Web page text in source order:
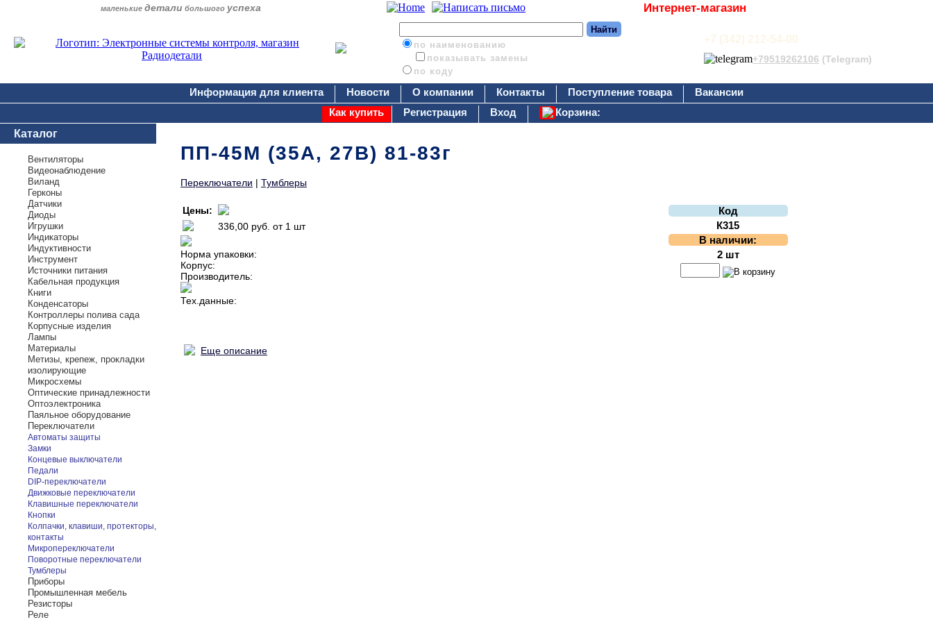
маленькие детали большого успеха Интернет-магазин
по наименованию
показывать замены
по коду
+7 (342) 212-54-00
+79519262106 (Telegram)
Информация для клиента Новости О компании Контакты Поступление товара
Вакансии
Как купить
Регистрация Вход
Корзина:
Каталог
Вентиляторы
Видеонаблюдение
Виланд
Герконы
Датчики
Диоды
Игрушки
Индикаторы
Индуктивности
Инструмент
Источники питания
Кабельная продукция
Книги
Конденсаторы
Контроллеры полива сада
Корпусные изделия
Лампы
Материалы
Метизы, крепеж, прокладки
изолирующие
Микросхемы
Оптические принадлежности
Оптоэлектроника
Паяльное оборудование
Переключатели
Автоматы защиты
Замки
Концевые выключатели
Педали
DIP-переключатели
Движковые переключатели
Клавишные переключатели
Кнопки
Колпачки, клавиши, протекторы,
контакты
Микропереключатели
Поворотные переключатели
Тумблеры
Приборы
Промышленная мебель
Резисторы
Реле
ПП-45М (35А, 27В) 81-83г
Переключатели | Тумблеры
Цены:
336,00 руб. от 1 шт
Норма упаковки:
Корпус:
Производитель:
Тех.данные:
Код
К315
В наличии:
2 шт
Еще описание